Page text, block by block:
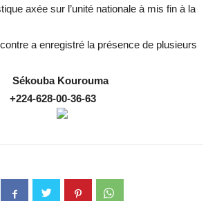
axée sur l’unité nationale à mis fin à la
a enregistré la présence de plusieurs
Sékouba Kourouma
00-36-63